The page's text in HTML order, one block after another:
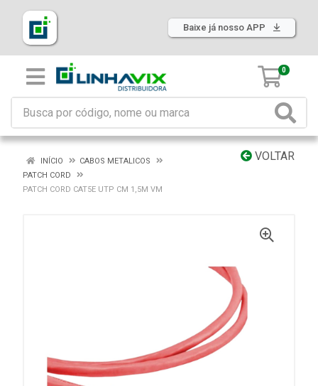
Baixe já nosso APP
0
VOLTAR
INÍCIO
CABOS METALICOS
PATCH CORD
PATCH CORD CAT5E UTP CM 1,5M VM